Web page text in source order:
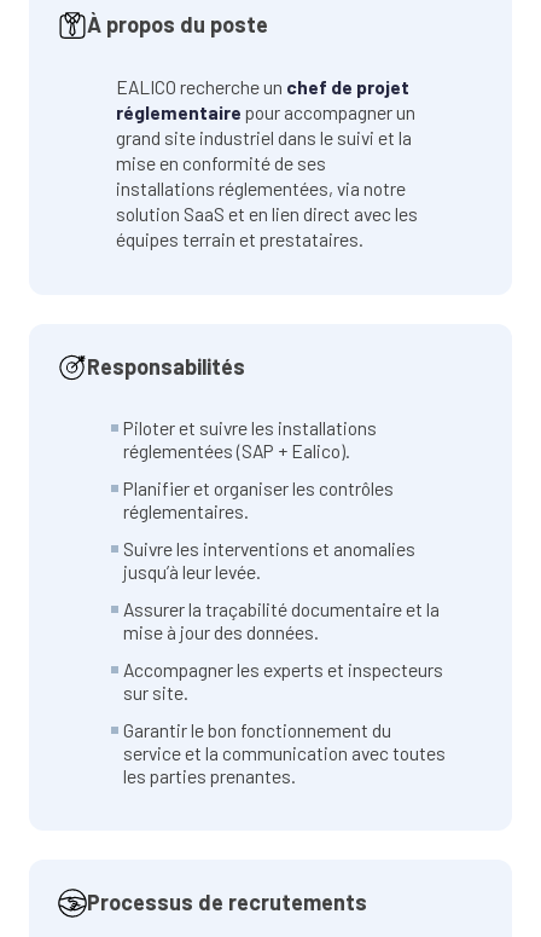
À propos du poste
EALICO recherche un chef de projet
réglementaire pour accompagner un
grand site industriel dans le suivi et la
mise en conformité de ses
installations réglementées, via notre
solution SaaS et en lien direct avec les
équipes terrain et prestataires.
Responsabilités
Piloter et suivre les installations
réglementées (SAP + Ealico).
Planifier et organiser les contrôles
réglementaires.
Suivre les interventions et anomalies
jusqu’à leur levée.
Assurer la traçabilité documentaire et la
mise à jour des données.
Accompagner les experts et inspecteurs
sur site.
Garantir le bon fonctionnement du
service et la communication avec toutes
les parties prenantes.
Processus de recrutements